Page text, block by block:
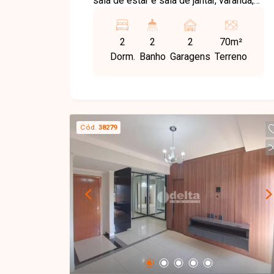
social, 2 vagas de garagem e 2
elevadores em cada torre.
2
Dorm.
2
Banho
2
Garagens
70m²
Terreno
Cód. 38279